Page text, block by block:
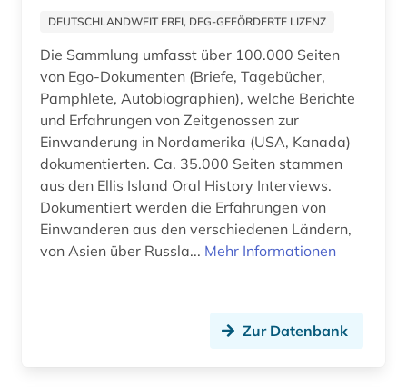
briefsammlung (2)
broadway (1)
buchhandel (4)
börse (2)
bürgerrechtsbewegung (2)
carl philipp emanuel (1)
cell biology (1)
Sachsen (1)
Schweden (4)
Schweiz (4)
Skandinavien (2)
Slowakei (1)
DEUTSCHLANDWEIT FREI, DFG-GEFÖRDERTE LIZENZ
Die Sammlung umfasst über 100.000 Seiten
von Ego-Dokumenten (Briefe, Tagebücher,
Pamphlete, Autobiographien), welche Berichte
und Erfahrungen von Zeitgenossen zur
Einwanderung in Nordamerika (USA, Kanada)
dokumentierten. Ca. 35.000 Seiten stammen
aus den Ellis Island Oral History Interviews.
Dokumentiert werden die Erfahrungen von
Einwanderen aus den verschiedenen Ländern,
von Asien über Russla... Mehr Informationen
Zur Datenbank